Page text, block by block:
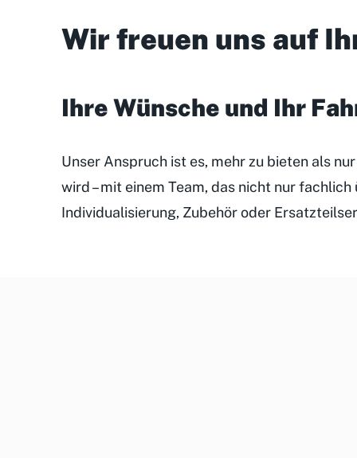
Wir freuen uns auf
Ihre Wünsche und Ihr
Unser Anspruch ist es, mehr zu bieten als
wird – mit einem Team, das nicht nur
Individualisierung, Zubehör oder